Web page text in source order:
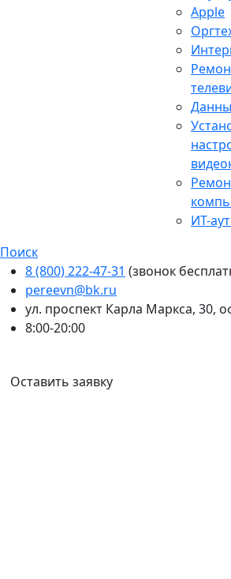
Apple
ИТ-
Поиск
8 (800) 222-47-31 (звонок
pereevn@bk.ru
ул. проспект Карла Маркса, 30,
8:00-20:00
Оставить заявку